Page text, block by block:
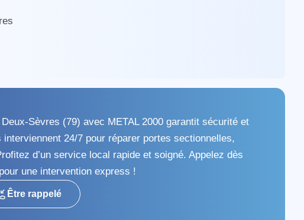
Sèvres (79) avec METAL 2000 garantit sécurité et
24/7 pour réparer portes sectionnelles,
d’un service local rapide et soigné. Appelez dès
une intervention express !
Être rappelé